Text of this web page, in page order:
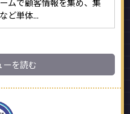
ど単体...
ーを読む